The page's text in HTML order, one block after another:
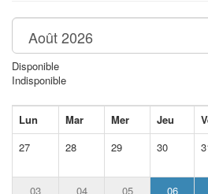
Disponible
Indisponible
Lun Mar Mer Jeu
27
28 29 30
03 04 05 06